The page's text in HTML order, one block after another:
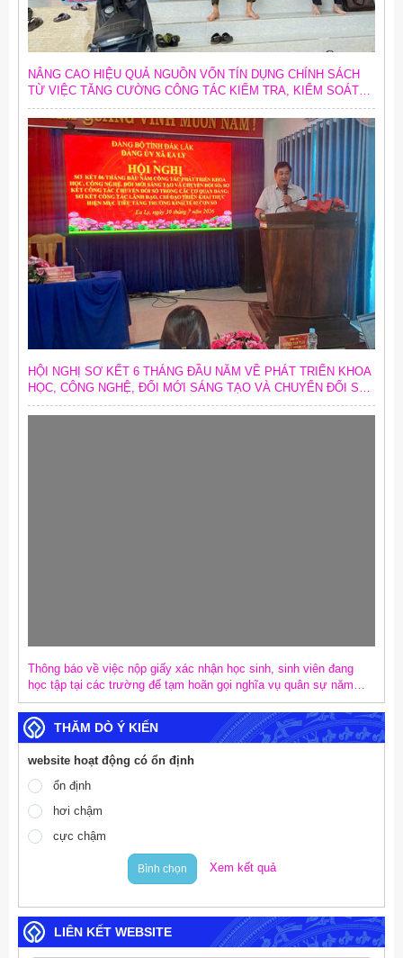
NÂNG CAO HIỆU QUẢ NGUỒN VỐN TÍN DỤNG CHÍNH SÁCH
TỪ VIỆC TĂNG CƯỜNG CÔNG TÁC KIỂM TRA, KIỂM SOÁT
NỘI BỘ
HỘI NGHỊ SƠ KẾT 6 THÁNG ĐẦU NĂM VỀ PHÁT TRIỂN KHOA
HỌC, CÔNG NGHỆ, ĐỔI MỚI SÁNG TẠO VÀ CHUYỂN ĐỔI SỐ;
SƠ KẾT CÔNG TÁC CHUYỂN ĐỔI SỐ TRONG CÁC CƠ QUAN
ĐẢNG VÀ TRIỂN KHAI MỤC TIÊU TĂNG TRƯỞNG KINH TẾ 02
Thông báo về việc nộp giấy xác nhận học sinh, sinh viên đang
học tập tại các trường để tạm hoãn gọi nghĩa vụ quân sự năm
2027
THĂM DÒ Ý KIẾN
website hoạt động có ổn định
ổn định
hơi chậm
cực chậm
Bình chọn Xem kết quả
LIÊN KẾT WEBSITE